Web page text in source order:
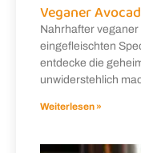
Veganer
Nahrhafter
eingefleischten
entdecke die
unwiderstehlich
Weiterlesen »